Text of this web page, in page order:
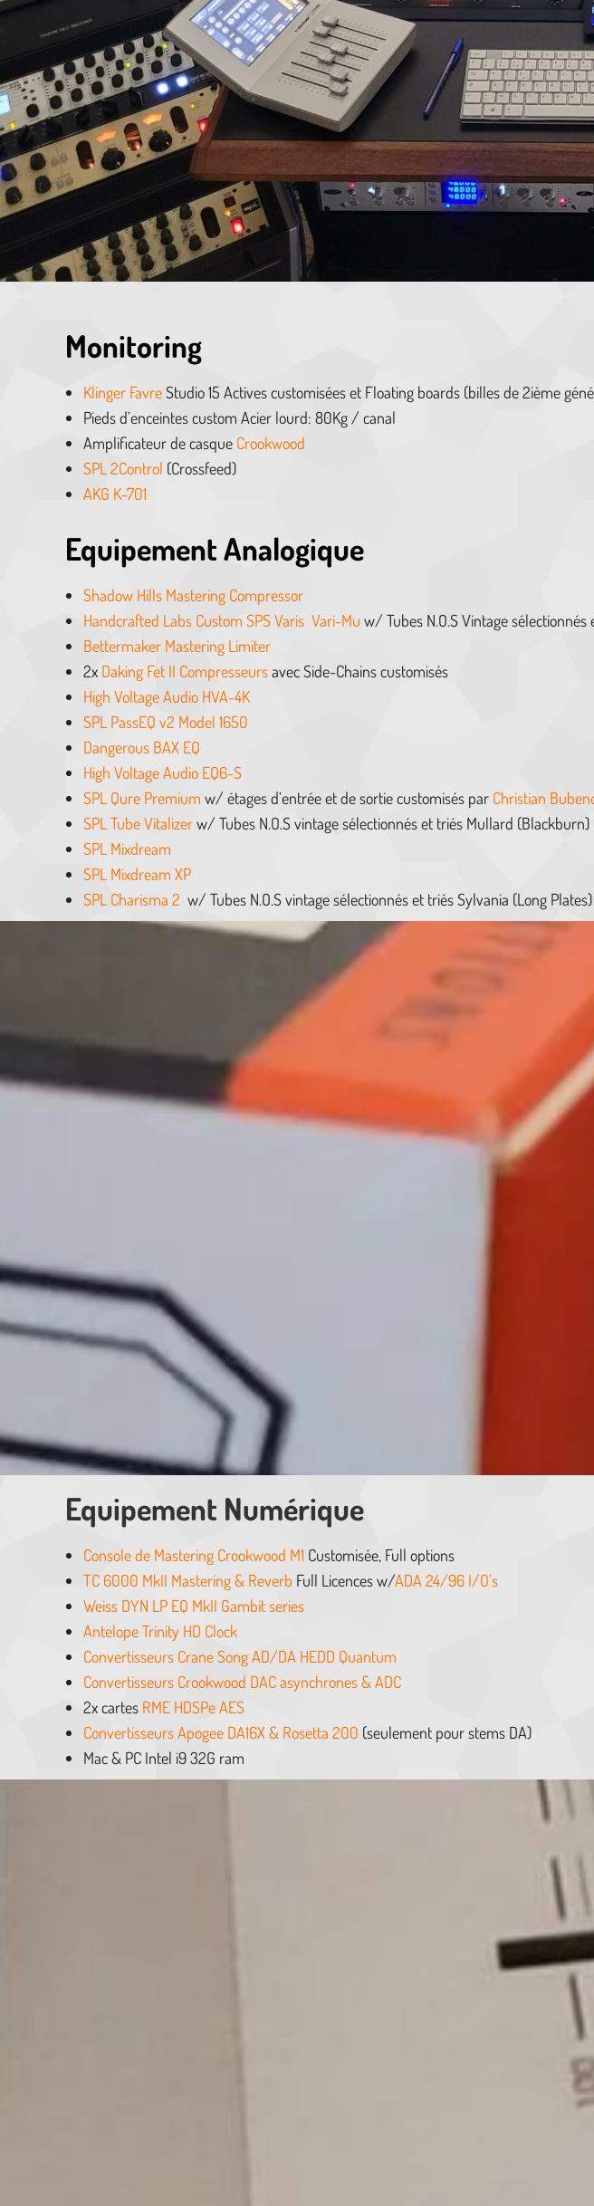
Monitoring
Klinger FavreStudio 15 Actives customisées et Floating boards (billes de 2ième
Pieds d’enceintes custom Acier lourd: 80Kg / canal
Amplificateur de casque Crookwood
SPL 2Control (Crossfeed)
AKG K-701
Equipement Analogique
Shadow Hills Mastering Compressor
Handcrafted Labs Custom SPS Varis Vari-Mu w/ Tubes N.O.S Vintage
Bettermaker Mastering Limiter
2x Daking Fet II Compresseursavec Side-Chains customisés
High Voltage Audio HVA-4K
SPL PassEQ v2 Model 1650
Dangerous BAX EQ
High Voltage Audio EQ6-S
SPL Qure Premium w/ étages d’entrée et de sortie customisés par Christian
SPL Tube Vitalizerw/ Tubes N.O.S vintage sélectionnés et triés Mullard (Blackburn)
SPL Mixdream
SPL Mixdream XP
SPL Charisma 2 w/ Tubes N.O.S vintage sélectionnés et triés Sylvania (Long Plates)
Equipement Numérique
Console de Mastering Crookwood M1 Customisée, Full options
TC 6000 MkII Mastering & Reverb Full Licences w/ADA 24/96 I/O’s
Weiss DYN LP EQ MkII Gambit series
Antelope Trinity HD Clock
Convertisseurs Crane Song AD/DA HEDD Quantum
Convertisseurs Crookwood DAC asynchrones & ADC
2x cartes RME HDSPe AES
Convertisseurs Apogee DA16X & Rosetta 200 (seulement pour stems DA)
Mac & PC Intel i9 32G ram